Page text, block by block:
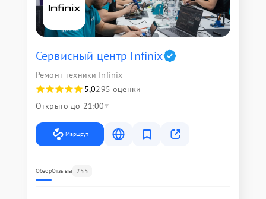
Сервисный центр Infinix
Ремонт техники Infinix
5,0295 оценки
Открыто до 21:00
Маршрут
ОбзорОтзывы 255